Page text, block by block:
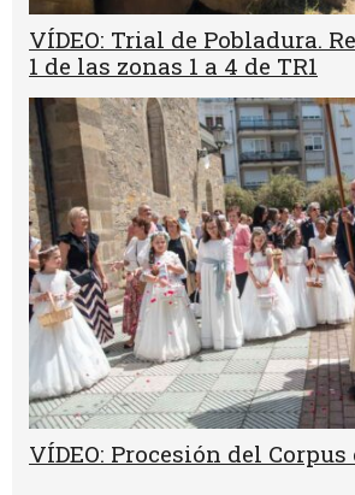
VÍDEO: Trial de Pobladura.
1 de las zonas 1 a 4 de TR1
VÍDEO: Procesión del